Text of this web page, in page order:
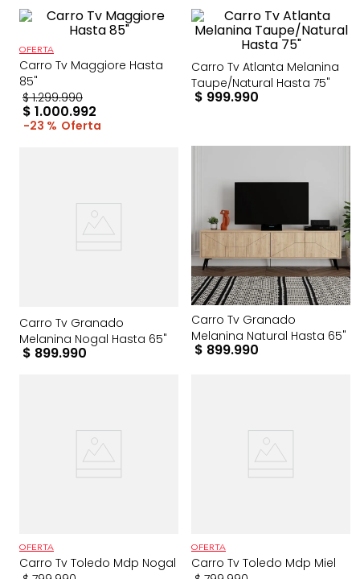
OFERTA
Carro Tv Maggiore Hasta
85"
$ 1.299.990
$ 1.000.992
23 %
Carro Tv Atlanta Melanina
Taupe/Natural Hasta 75"
$ 999.990
Carro Tv Granado
Melanina Nogal Hasta 65"
$ 899.990
Carro Tv Granado
Melanina Natural Hasta 65"
$ 899.990
OFERTA
Carro Tv Toledo Mdp Nogal
OFERTA
Carro Tv Toledo Mdp Miel